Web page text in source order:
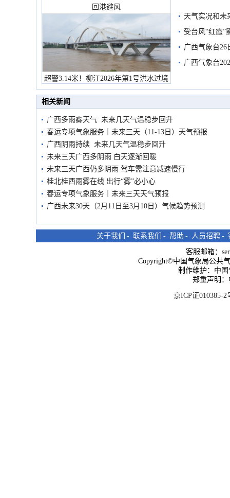
回港避风
超警3.14米！柳江2026年第1号洪水过境
市民在堤岸见证汛况
天气实况和未
受台风“红霞”
有较强降雨
广西气象台26
广西气象台
相关新闻
广西多雨雾天气 未来几天气温稳步回升
春运专项气象服务｜未来三天（11-13日）天气预报
广西阴雨持续 未来几天气温稳步回升
未来三天广西多阴雨 白天逐渐回暖
未来三天广西仍多阴雨 驾车需注意减速慢行
桂北桂西雨雾在线 出行“雾”必小心
春运专项气象服务｜未来三天天气预报
广西未来30天（2月11日至3月10日）气候趋势预测
关于我们 - 联系我们 - 帮助 - 人员招聘 -
客服邮箱：
Copyright©中国气象局公共
制作维护：中
郑重声明
京ICP证010385-2